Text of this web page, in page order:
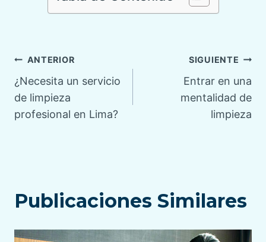
Navegación
de
entradas
ANTERIOR
¿Necesita un servicio
de limpieza
profesional en Lima?
SIGUIENTE
Entrar en una
mentalidad de
limpieza
Publicaciones Similares